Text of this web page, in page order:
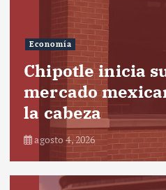
Economía
Chipotle inicia
mercado
la cabeza
agosto 4, 2026